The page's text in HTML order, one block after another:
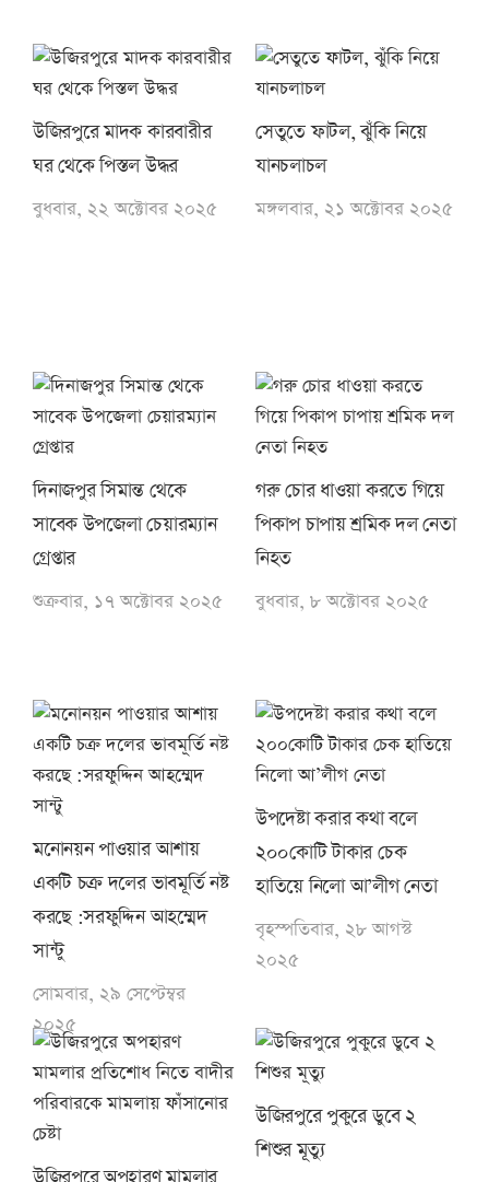
উজিরপুরে মাদক কারবারীর
ঘর থেকে পিস্তল উদ্ধর
বুধবার, ২২ অক্টোবর ২০২৫
সেতুতে ফাটল, ঝুঁকি নিয়ে
যানচলাচল
মঙ্গলবার, ২১ অক্টোবর ২০২৫
দিনাজপুর সিমান্ত থেকে
সাবেক উপজেলা চেয়ারম্যান
গ্রেপ্তার
শুক্রবার, ১৭ অক্টোবর ২০২৫
গরু চোর ধাওয়া করতে গিয়ে
পিকাপ চাপায় শ্রমিক দল নেতা
নিহত
বুধবার, ৮ অক্টোবর ২০২৫
মনোনয়ন পাওয়ার আশায়
একটি চক্র দলের ভাবমূর্তি নষ্ট
করছে :সরফুদ্দিন আহম্মেদ
সান্টু
সোমবার, ২৯ সেপ্টেম্বর
২০২৫
উপদেষ্টা করার কথা বলে
২০০কোটি টাকার চেক
হাতিয়ে নিলো আ’লীগ নেতা
বৃহস্পতিবার, ২৮ আগস্ট
২০২৫
উজিরপুরে পুকুরে ডুবে ২
শিশুর মূত্যু